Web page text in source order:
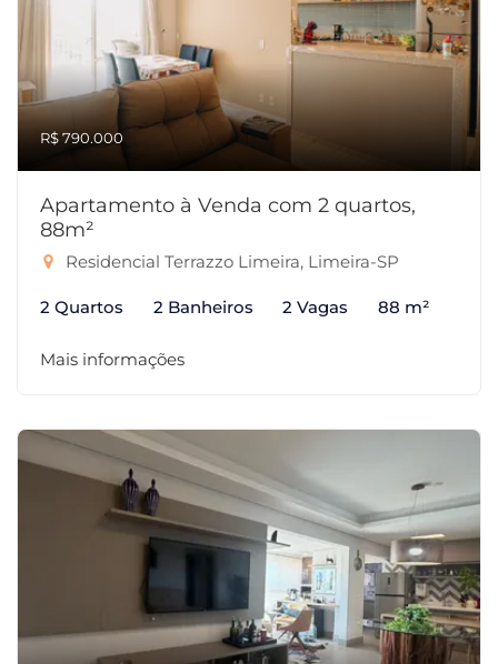
R$ 790.000
Apartamento à Venda com 2 quartos,
88m²
Residencial Terrazzo Limeira, Limeira-SP
2 Quartos 2 Banheiros 2 Vagas 88 m²
Mais informações